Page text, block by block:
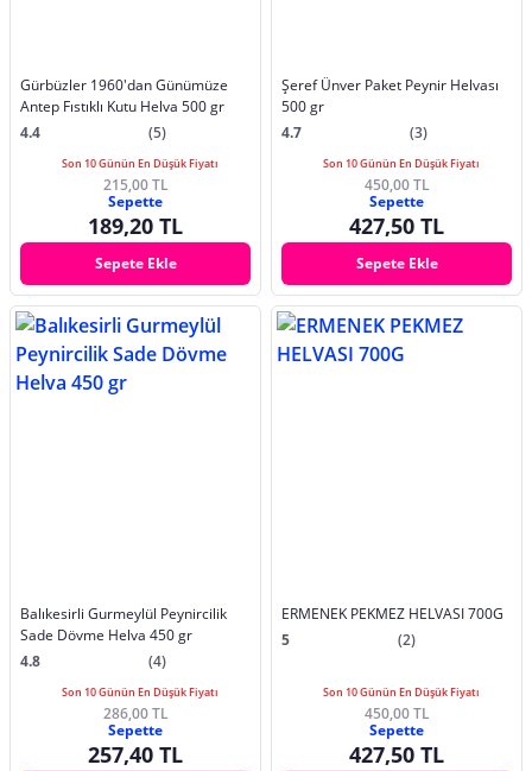
Gürbüzler 1960'dan Günümüze
Antep Fıstıklı Kutu Helva 500 gr
4.4
(5)
Son 10 Günün En Düşük Fiyatı
215,00 TL
Sepette
189,20 TL
Sepete Ekle
Şeref Ünver Paket Peynir Helvası
500 gr
4.7
(3)
Son 10 Günün En Düşük Fiyatı
450,00 TL
Sepette
427,50 TL
Sepete Ekle
Balıkesirli Gurmeylül Peynircilik
Sade Dövme Helva 450 gr
4.8
(4)
Son 10 Günün En Düşük Fiyatı
286,00 TL
Sepette
257,40 TL
ERMENEK PEKMEZ HELVASI 700G
5
(2)
Son 10 Günün En Düşük Fiyatı
450,00 TL
Sepette
427,50 TL